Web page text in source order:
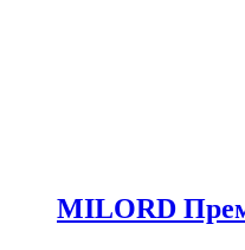
MILORD